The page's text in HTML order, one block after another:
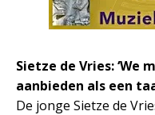
Sietze de Vries: ‘We
aanbieden als een
De jonge Sietze de